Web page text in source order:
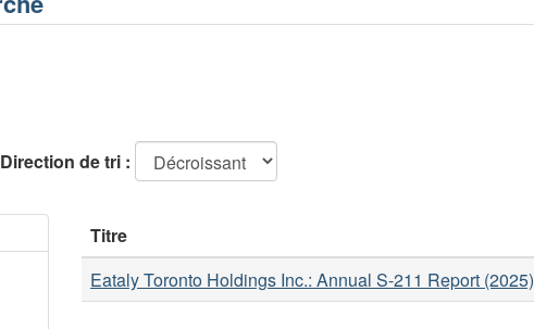
Direction de tri :
Titre
Eataly Toronto Holdings Inc.: Annual S-211 Report (2025)